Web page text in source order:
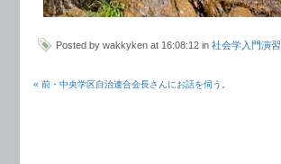
Posted by wakkyken at 16:08:12 in 社会学入門演習
« 前・中央学区自治連合会長さんにお話を伺う。